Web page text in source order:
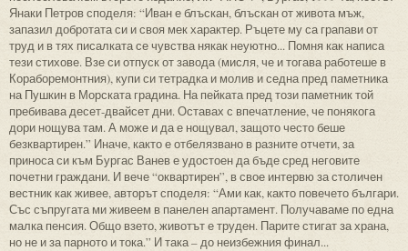
Янаки Петров споделя: “Иван е блъскан, блъскан от живота мъж,
запазил добротата си и своя мек характер. Ръцете му са грапави от
труд и в тях писалката се чувства някак неуютно... Помня как написа
тези стихове. Взе си отпуск от завода (мисля, че и тогава работеше в
Кораборемонтния), купи си тетрадка и молив и седна пред паметника
на Пушкин в Морската градина. На пейката пред този паметник той
пребивава десет-двайсет дни. Оставах с впечатление, че понякога
дори нощува там. А може и да е нощувал, защото често беше
безквартирен.” Иначе, както е отбелязвано в разните отчети, за
приноса си към Бургас Ванев е удостоен да бъде сред неговите
почетни граждани. И вече “оквартирен”, в свое интервю за столичен
вестник как живее, авторът споделя: “Ами как, както повечето българи.
Със съпругата ми живеем в панелен апартамент. Получаваме по една
малка пенсия. Общо взето, животът е труден. Парите стигат за храна,
но не и за парното и тока.” И така – до неизбежния финал...